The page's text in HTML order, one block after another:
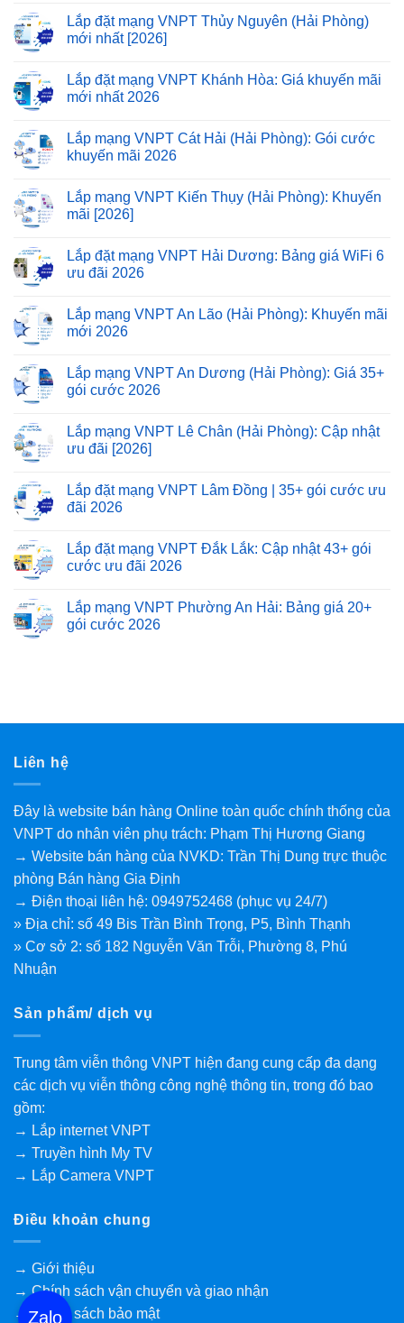
Lắp đặt mạng VNPT Thủy Nguyên (Hải Phòng)
mới nhất [2026]
Lắp đặt mạng VNPT Khánh Hòa: Giá khuyến mãi
mới nhất 2026
Lắp mạng VNPT Cát Hải (Hải Phòng): Gói cước
khuyến mãi 2026
Lắp mạng VNPT Kiến Thụy (Hải Phòng): Khuyến
mãi [2026]
Lắp đặt mạng VNPT Hải Dương: Bảng giá WiFi 6
ưu đãi 2026
Lắp mạng VNPT An Lão (Hải Phòng): Khuyến mãi
mới 2026
Lắp mạng VNPT An Dương (Hải Phòng): Giá 35+
gói cước 2026
Lắp mạng VNPT Lê Chân (Hải Phòng): Cập nhật
ưu đãi [2026]
Lắp đặt mạng VNPT Lâm Đồng | 35+ gói cước ưu
đãi 2026
Lắp đặt mạng VNPT Đắk Lắk: Cập nhật 43+ gói
cước ưu đãi 2026
Lắp mạng VNPT Phường An Hải: Bảng giá 20+
gói cước 2026
Liên hệ
Đây là website bán hàng Online toàn quốc chính thống của
VNPT do nhân viên phụ trách: Phạm Thị Hương Giang
→ Website bán hàng của NVKD: Trần Thị Dung trực thuộc
phòng Bán hàng Gia Định
→ Điện thoại liên hệ: 0949752468 (phục vụ 24/7)
» Địa chỉ: số 49 Bis Trần Bình Trọng, P5, Bình Thạnh
» Cơ sở 2: số 182 Nguyễn Văn Trỗi, Phường 8, Phú
Nhuận
Sản phẩm/ dịch vụ
Trung tâm viễn thông VNPT hiện đang cung cấp đa dạng
các dịch vụ viễn thông công nghệ thông tin, trong đó bao
gồm:
→ Lắp internet VNPT
→ Truyền hình My TV
→ Lắp Camera VNPT
Điều khoản chung
→ Giới thiệu
→ Chính sách vận chuyển và giao nhận
→ Chính sách bảo mật
Zalo